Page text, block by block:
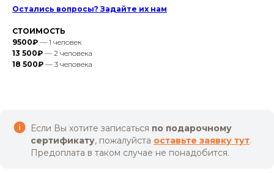
Остались вопросы? Задайте их нам
СТОИМОСТЬ
9500₽ — 1 человек
13 500₽ — 2 человека
18 500₽ — 3 человека
Если Вы хотите записаться по подарочному
сертификату, пожалуйста оставьте заявку тут.
Предоплата в таком случае не понадобится.